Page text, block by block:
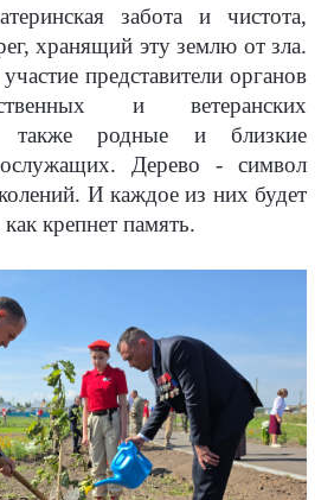
забота и чистота,
хранящий эту землю от зла.
представители органов
и ветеранских
также родные и близкие
Дерево - символ
И каждое из них будет
крепнет память.